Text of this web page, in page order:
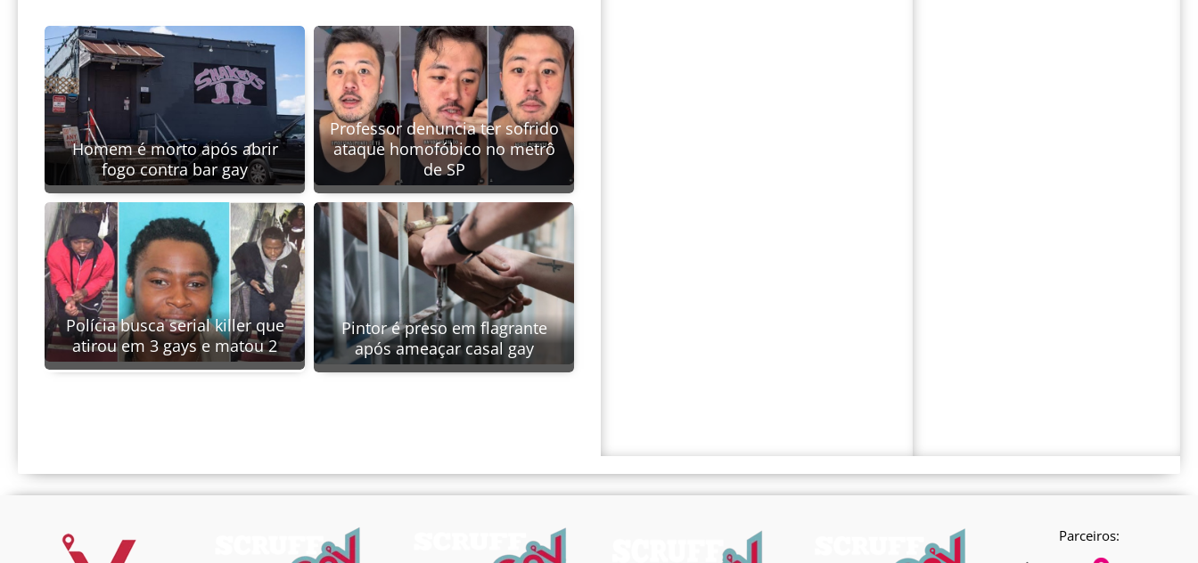
Homem é morto após abrir
fogo contra bar gay
Professor denuncia ter sofrido
ataque homofóbico no metrô
de SP
Polícia busca serial killer que
atirou em 3 gays e matou 2
Pintor é preso em flagrante
após ameaçar casal gay
Parceiros: